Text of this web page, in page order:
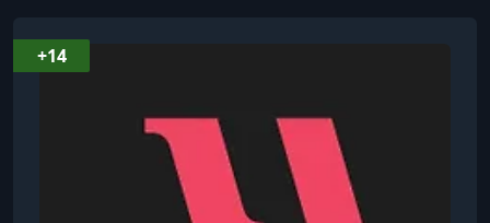
Сессия со студентами: Делайте роль своей
Сессия со студентами: Погружение в эмоциональные
+14